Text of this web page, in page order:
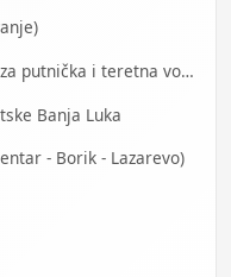
MAK Parts & Service - Autodijelovi za putnička i teretna vozila Gračanica
Banja Luka
- Borik - Lazarevo)